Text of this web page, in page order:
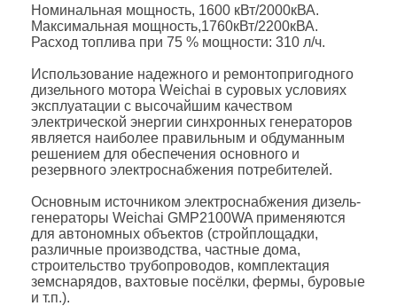
Номинальная мощность, 1600 кВт/2000кВА.
Максимальная мощность,1760кВт/2200кВА.
Расход топлива при 75 % мощности: 310 л/ч.
Использование надежного и ремонтопригодного
дизельного мотора Weichai в суровых условиях
эксплуатации с высочайшим качеством
электрической энергии синхронных генераторов
является наиболее правильным и обдуманным
решением для обеспечения основного и
резервного электроснабжения потребителей.
Основным источником электроснабжения дизель-
генераторы Weichai GMP2100WA применяются
для автономных объектов (стройплощадки,
различные производства, частные дома,
строительство трубопроводов, комплектация
земснарядов, вахтовые посёлки, фермы, буровые
и т.п.).